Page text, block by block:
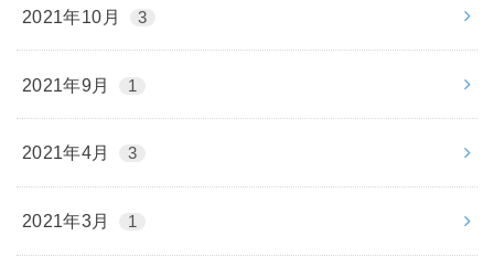
2021年10月 3
2021年9月 1
2021年4月 3
2021年3月 1